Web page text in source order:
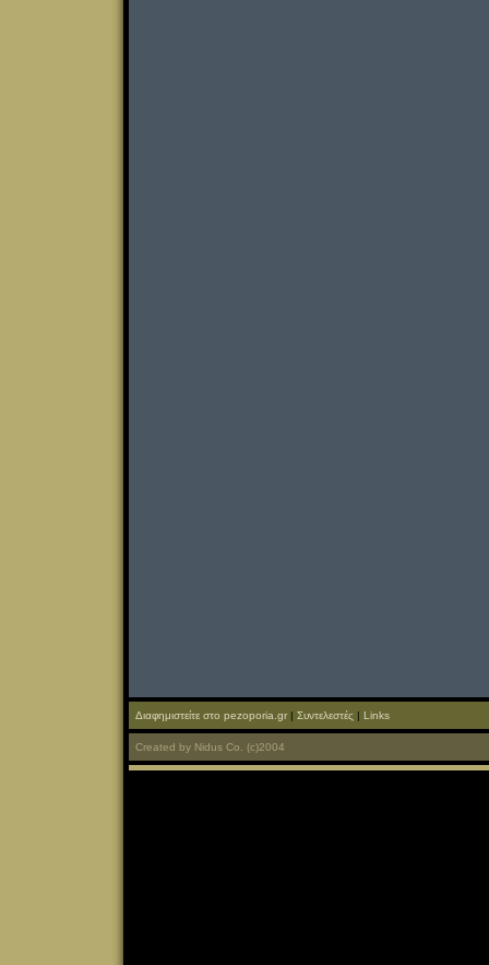
Διαφημιστείτε στο pezoporia.gr | Συντελεστές | Links
Created by Nidus Co. (c)2004